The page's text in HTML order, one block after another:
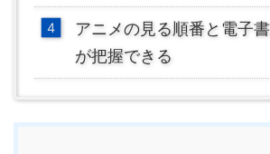
アニメの見る順番と電子
が把握できる